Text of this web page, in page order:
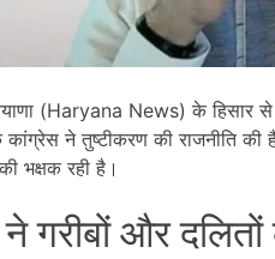
(Haryana News) के हिसार से
कांग्रेस ने तुष्टीकरण की राजनीति
भक्षक रही है।
गरीबों और दलितों